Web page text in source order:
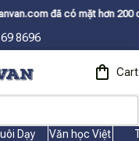
có mặt hơn 200 quốc gia
8696
Cart
Dạy
Văn học Việt